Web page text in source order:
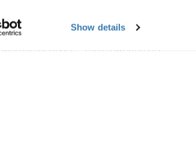
Show details
Informations de
Marque déposée : Thule Sweden AB